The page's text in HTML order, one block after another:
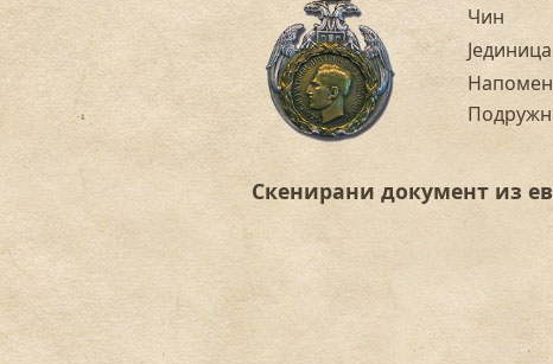
Чин
Јединица
Скенирани документ из